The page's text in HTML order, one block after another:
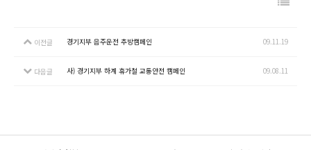
이전글 경기지부 음주운전 추방캠페인 09.11.19
다음글 사) 경기지부 하계 휴가철 교통안전 캠페인 09.08.11